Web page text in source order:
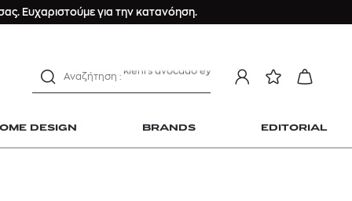
Ευχαριστούμε για την κατανόηση.
DESIGN BRANDS EDITORIAL
Longchamp Le Pliage
kiehl's avocado eye